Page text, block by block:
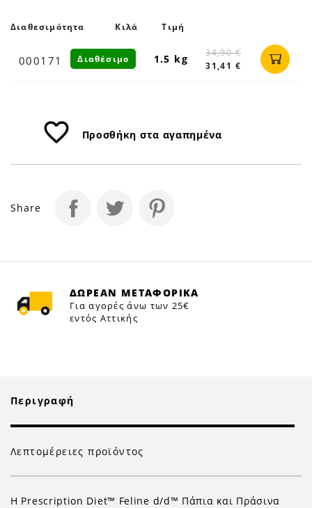
|
Διαθεσιμότητα Κιλά Τιμή
000171 1.5 kg
34,90 €
31,41 €
Διαθέσιμο
favorite_border Προσθήκη στα αγαπημένα
Share
ΔΩΡΕΑΝ ΜΕΤΑΦΟΡΙΚΑ
Για αγορές άνω των 25€
εντός Αττικής
Περιγραφή
Λεπτομέρειες προϊόντος
Η Prescription Diet™ Feline d/d™ Πάπια και Πράσινα